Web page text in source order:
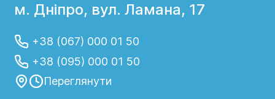
м. Дніпро, вул. Ламана, 17
+38 (067) 000 01 50
+38 (095) 000 01 50
Переглянути